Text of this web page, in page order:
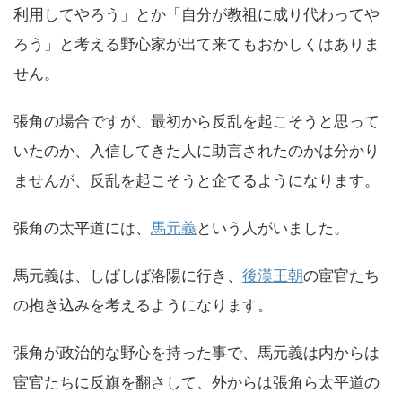
利用してやろう」とか「自分が教祖に成り代わってや
ろう」と考える野心家が出て来てもおかしくはありま
せん。
張角の場合ですが、最初から反乱を起こそうと思って
いたのか、入信してきた人に助言されたのかは分かり
ませんが、反乱を起こそうと企てるようになります。
張角の太平道には、 馬元義 という人がいました。
馬元義は、しばしば洛陽に行き、 後漢王朝の宦官たち
の抱き込みを考えるようになります。
張角が政治的な野心を持った事で、馬元義は内からは
宦官たちに反旗を翻さして、外からは張角ら太平道の